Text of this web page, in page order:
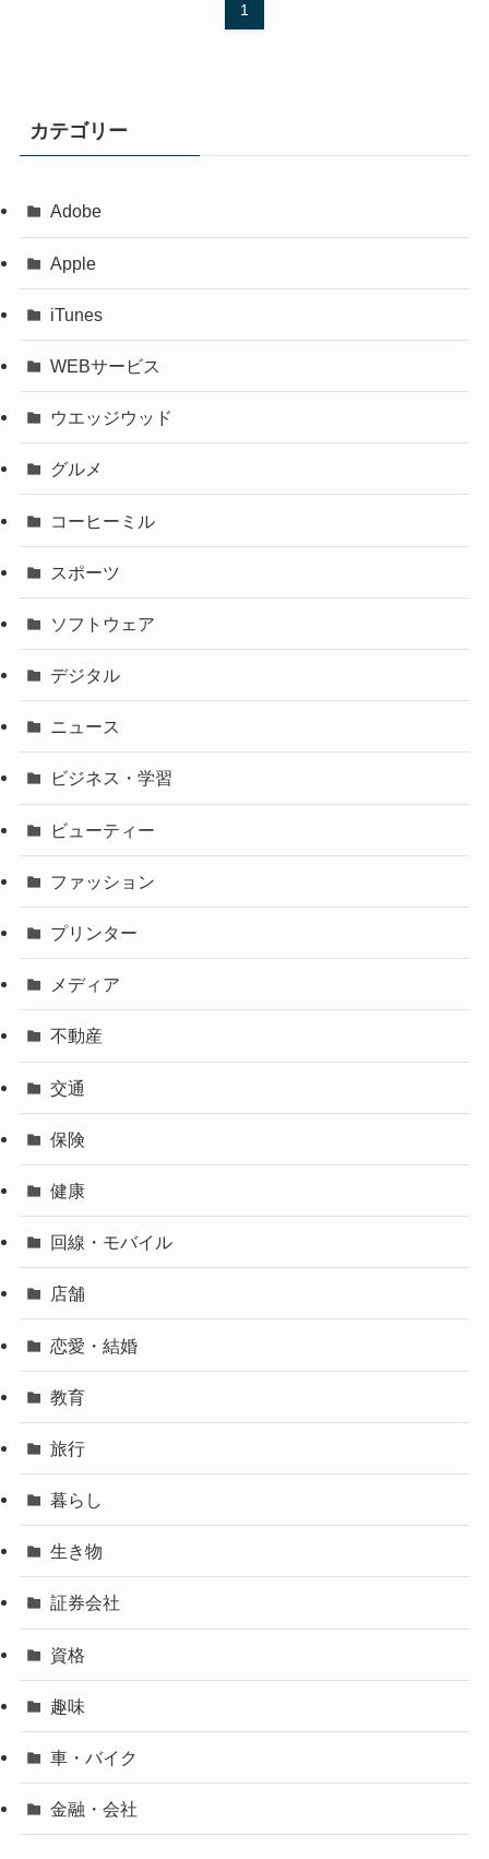
1
カテゴリー
Adobe
Apple
iTunes
WEBサービス
ウエッジウッド
グルメ
コーヒーミル
スポーツ
ソフトウェア
デジタル
ニュース
ビジネス・学習
ビューティー
ファッション
プリンター
メディア
不動産
交通
保険
健康
回線・モバイル
店舗
恋愛・結婚
教育
旅行
暮らし
生き物
証券会社
資格
趣味
車・バイク
金融・会社